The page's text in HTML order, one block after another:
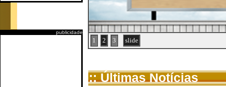
publicidade
1 2 3 slide
:: Últimas Notícias